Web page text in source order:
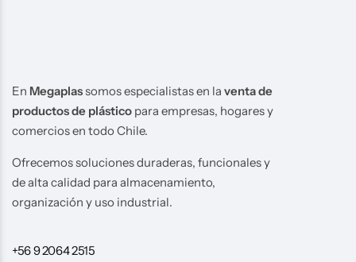
En Megaplassomos especialistas en la venta de
productos de plástico para empresas, hogares y
comercios en todo Chile.
Ofrecemos soluciones duraderas, funcionales y
de alta calidad para almacenamiento,
organización y uso industrial.
+56 9 2064 2515